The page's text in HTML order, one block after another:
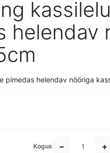
kassilelu
helendav
pimedas helendav nööriga
Kogus − +